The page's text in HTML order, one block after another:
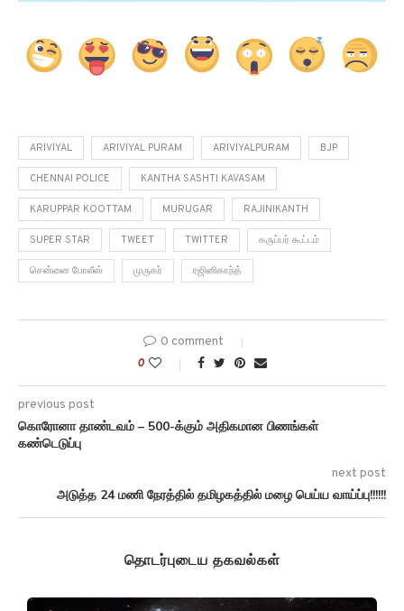
ARIVIYAL ARIVIYAL PURAM ARIVIYALPURAM BJP
CHENNAI POLICE KANTHA SASHTI KAVASAM
KARUPPAR KOOTTAM MURUGAR RAJINIKANTH
SUPER STAR TWEET TWITTER கருப்பர் கூட்டம்
சென்னை போலீஸ் முருகர் ரஜினிகாந்த்
0 comment
0
previous post
கொரோனா தாண்டவம் – 500-க்கும் அதிகமான பிணங்கள்
கண்டெடுப்பு
next post
அடுத்த 24 மணி நேரத்தில் தமிழகத்தில் மழை பெய்ய வாய்ப்பு!!!!!!
தொடர்புடைய தகவல்கள்